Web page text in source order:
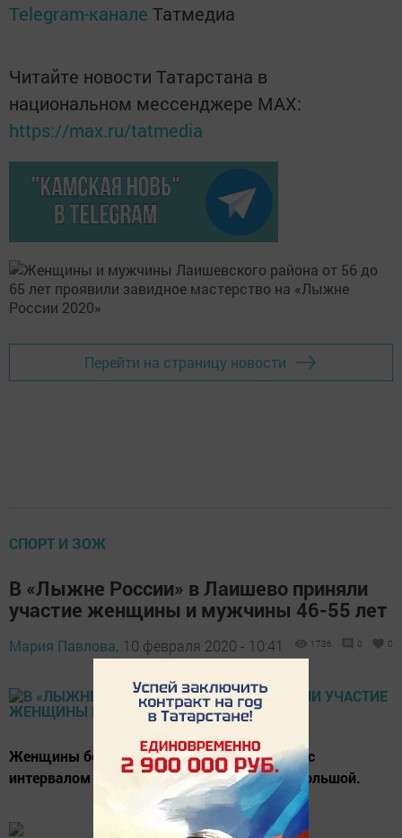
Telegram-канале Татмедиа
Читайте новости Татарстана в
национальном мессенджере MАХ:
https://max.ru/tatmedia
Перейти на страницу новости
СПОРТ И ЗОЖ
В «Лыжне России» в Лаишево приняли
участие женщины и мужчины 46-55 лет
Мария Павлова, 10 февраля 2020 - 10:41 1736 0 0
Женщины бежали малый круг, а мужчины с
интервалом в несколько минут вышли на большой.